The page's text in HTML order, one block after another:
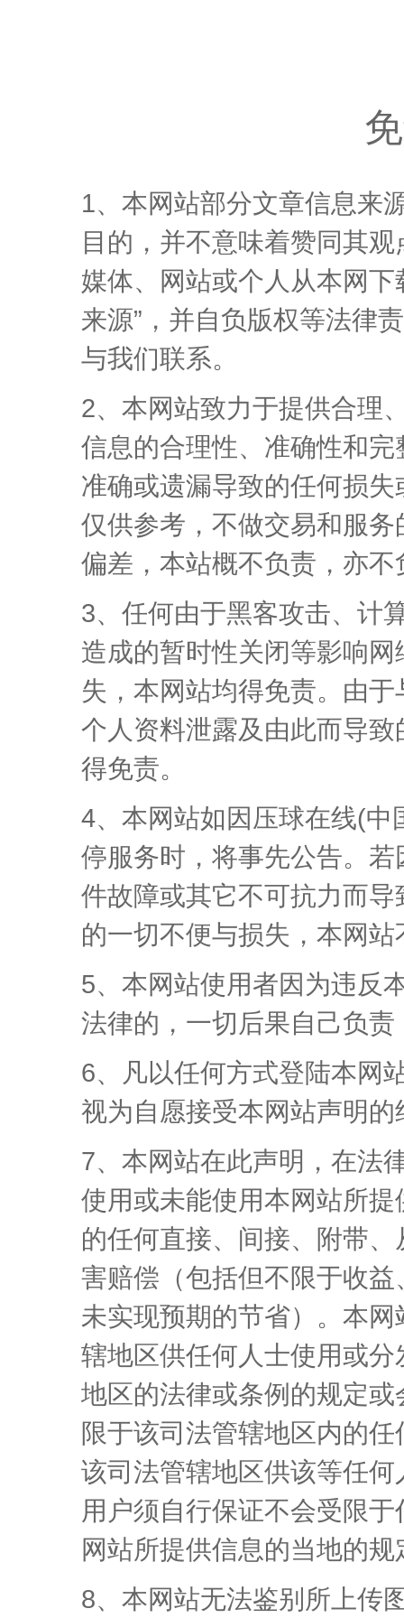
1、本网站部分文章信息来
目的，并不意味着赞同其
媒体、网站或个人从本网
来源”，并自负版权等法律
与我们联系。
2、本网站致力于提供合理
信息的合理性、准确性和
准确或遗漏导致的任何损
仅供参考，不做交易和服
偏差，本站概不负责，亦
3、任何由于黑客攻击、计
造成的暂时性关闭等影响
失，本网站均得免责。由
个人资料泄露及由此而导
得免责。
4、本网站如因压球在线(
停服务时，将事先公告。
件故障或其它不可抗力而
的一切不便与损失，本网
5、本网站使用者因为违反
法律的，一切后果自己负
6、凡以任何方式登陆本网
视为自愿接受本网站声明的
7、本网站在此声明，在法
使用或未能使用本网站所
的任何直接、间接、附带
害赔偿（包括但不限于收
未实现预期的节省）。本
辖地区供任何人士使用或
地区的法律或条例的规定
限于该司法管辖地区内的
该司法管辖地区供该等任
用户须自行保证不会受限
网站所提供信息的当地的规
8、本网站无法鉴别所上传